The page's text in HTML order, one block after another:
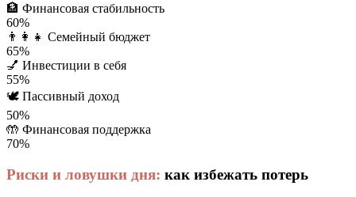
🏦 Финансовая стабильность
60%
👨‍👩‍👧 Семейный бюджет
65%
💅 Инвестиции в себя
55%
🕊️ Пассивный доход
50%
🤲 Финансовая поддержка
70%
Риски и ловушки дня: как избежать потерь